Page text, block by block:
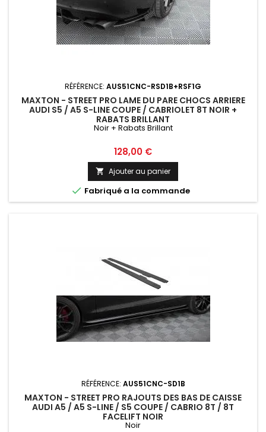
RÉFÉRENCE: AUS51CNC-RSD1B+RSF1G
MAXTON - STREET PRO LAME DU PARE CHOCS ARRIERE
AUDI S5 / A5 S-LINE COUPE / CABRIOLET 8T NOIR +
RABATS BRILLANT
Noir + Rabats Brillant
Prix
128,00 €
 Ajouter au panier
 Fabriqué a la commande
RÉFÉRENCE: AUS51CNC-SD1B
MAXTON - STREET PRO RAJOUTS DES BAS DE CAISSE
AUDI A5 / A5 S-LINE / S5 COUPE / CABRIO 8T / 8T
FACELIFT NOIR
Noir